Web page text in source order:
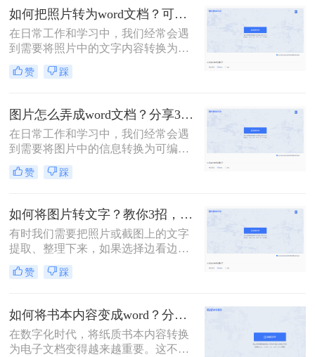
文档并不能实现文字内容的编辑，因
此我们需要将图片转换成可编辑的
Word文档。本文将详细介绍图片怎么
转换成word文档的几种方法，并给出
具体的操作步骤和注意事项。
如何把照片转为word文档？可以试试这三个方法！
在日常工作和学习中，我们经常会遇
到需要将照片中的文字内容转换为可
编辑的Word文档的情况。这可能是因
为照片中的文字信息对我们非常重
享。那么如何把照片转为word文档
呢？下面，我将详细介绍几种将照片
转为Word文档的方法，并给出具体的
操作步骤。
赞 踩
图片怎么弄成word文档？分享3种简单方法，轻松搞定!
在日常工作和学习中，我们经常会遇
到需要将图片中的信息转换为可编辑
的Word文档的情况。无论是扫描的文
档、截图还是照片，我们都希望能够
进行编辑、整理或分享。那么图片怎
么弄成word文档呢？下面，我将详细
介绍几种将图片转换为Word文档的方
法，并给出具体的操作步骤。
赞 踩
如何将图片转文字？教你3招，轻松搞定图片转文字提取！
有时我们需要把照片或截图上的文字
提取、整理下来，如果选择边看边打
字，那么效率实在太低了。那么如何
将图片转文字？其实很简单，掌握以
文字，非常方便！
赞 踩
如何将书本内容变成word？分享3种方法，简单易学！
在数字化时代，将纸质书本内容转换
为电子文档变得越来越重要。这不仅